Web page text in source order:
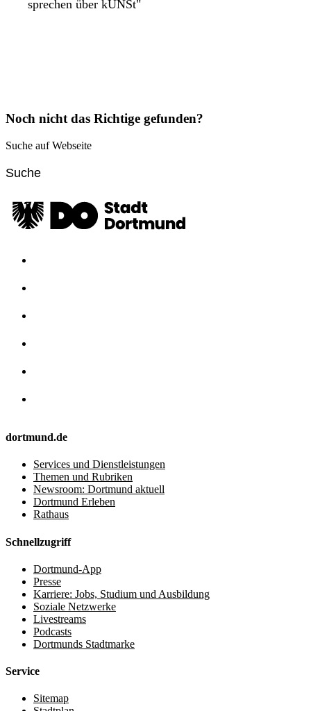
sprechen über kUNSt"
Noch nicht das Richtige gefunden?
Suche auf Webseite
dortmund.de
Services und Dienstleistungen
Themen und Rubriken
Newsroom: Dortmund aktuell
Dortmund Erleben
Rathaus
Schnellzugriff
Dortmund-App
Presse
Karriere: Jobs, Studium und Ausbildung
Soziale Netzwerke
Livestreams
Podcasts
Dortmunds Stadtmarke
Service
Sitemap